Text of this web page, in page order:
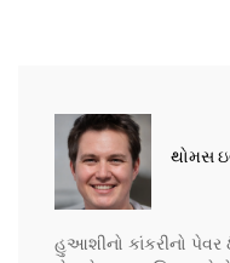
થોમસ
હુઆશીનો કાંકરીનો પેવર